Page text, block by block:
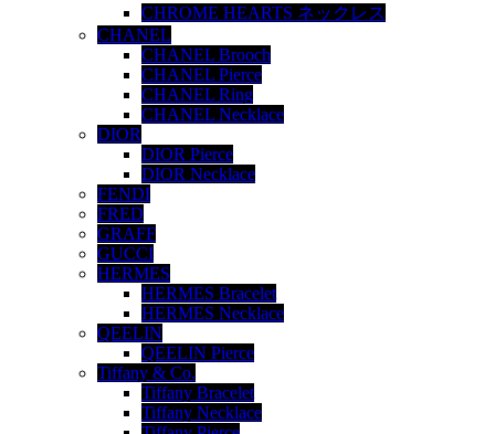
CHROME HEARTS ネックレス
CHANEL
CHANEL Brooch
CHANEL Pierce
CHANEL Ring
CHANEL Necklace
DIOR
DIOR Pierce
DIOR Necklace
FENDI
FRED
GRAFF
GUCCI
HERMES
HERMES Bracelet
HERMES Necklace
QEELIN
QEELIN Pierce
Tiffany & Co.
Tiffany Bracelet
Tiffany Necklace